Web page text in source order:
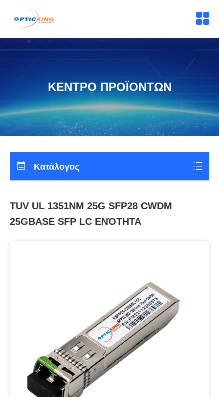
ΚΕΝΤΡΟ ΠΡΟΪΟΝΤΩΝ
Κατάλογος
TUV UL 1351NM 25G SFP28 CWDM
25GBASE SFP LC ΕΝΌΤΗΤΑ